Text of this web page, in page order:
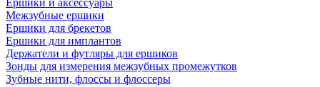
Ершики и аксессуары
Межзубные ершики
Ершики для брекетов
Ершики для имплантов
Держатели и футляры для ершиков
Зонды для измерения межзубных промежутков
Зубные нити, флоссы и флоссеры